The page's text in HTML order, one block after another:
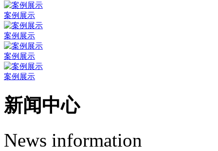
案例展示
案例展示
案例展示
案例展示
新闻中心
News information